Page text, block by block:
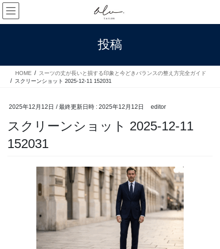
コ
ン
テ
ス
ナ
ビ
ゲ
ン
投稿
HOME
スーツの丈が長いと損する印象と今どきバランスの整え方完全ガイド
スクリーンショット 2025-12-11 152031
2025年12月12日 / 最終更新日時 : 2025年12月12日 editor
スクリーンショット 2025-12-11
152031